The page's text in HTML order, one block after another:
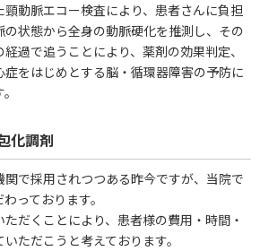
動脈エコー検査により、患者さんに負担
状態から全身の動脈硬化を推測し、その
過で追うことにより、薬剤の効果判定、
をはじめとする脳・循環器障害の予防に
化調剤
で採用されつつある昨今ですが、当院で
っております。
だくことにより、患者様の費用・時間・
ただこうと考えております。